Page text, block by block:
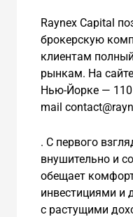
Raynex Capital
брокерскую
клиентам
рынкам. На
Нью-Йорке — 110
mail
. С первого
внушительно и
обещает
инвестициями и
с растущими